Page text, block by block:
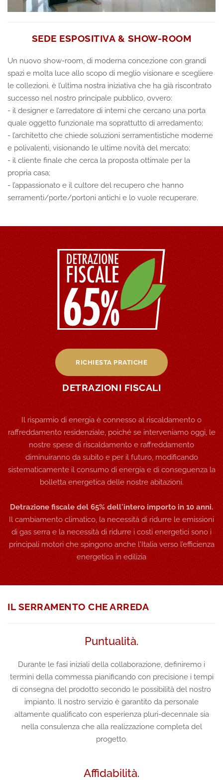
SEDE ESPOSITIVA & SHOW-ROOM
Un nuovo show-room, di moderna concezione con grandi
spazi e molta luce allo scopo di meglio visionare e scegliere
le collezioni. è l’ultima nostra iniziativa che ha già riscontrato
successo nel nostro principale pubblico, ovvero:
- il designer e l’arredatore di interni che cercano una porta
quale oggetto funzionale ma soprattutto di arredamento;
- l’architetto che chiede soluzioni serramentistiche moderne
e polivalenti, visionando le ultime novità del mercato;
- il cliente finale che cerca la proposta ottimale per la
propria casa;
- l’appassionato e il cultore del recupero che hanno
serramenti/porte/portoni antichi e lo vuole recuperare.
RICHIESTA PRATICHE
DETRAZIONI FISCALI
Il risparmio di energia è connesso al riscaldamento o
raffreddamento residenziale, poiché se interveniamo oggi, le
nostre spese di riscaldamento e raffreddamento
diminuiranno da subito e per il futuro, modificando
sistematicamente il consumo di energia e di conseguenza la
bolletta energetica delle nostre abitazioni.
Detrazione fiscale del 65% dell'intero importo in 10 anni.
Il cambiamento climatico, la necessità di ridurre le emissioni
di gas serra e la necessità di ridurre i costi energetici sono i
principali motori che spingono anche l'Italia verso l’efficienza
energetica in edilizia
IL SERRAMENTO CHE ARREDA
Puntualità.
Durante le fasi iniziali della collaborazione, definiremo i
termini della commessa pianificando con precisione i tempi
di consegna del prodotto secondo le possibilità del nostro
impianto. Il nostro servizio è garantito da personale
altamente qualificato con esperienza pluri-decennale sia
nella consulenza che alla realizzazione completa del
progetto.
Affidabilità.